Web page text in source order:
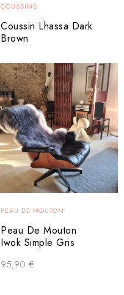
COUSSINS
Coussin Lhassa Dark
Brown
PEAU DE MOUTON
Peau De Mouton
Iwok Simple Gris
95,90€